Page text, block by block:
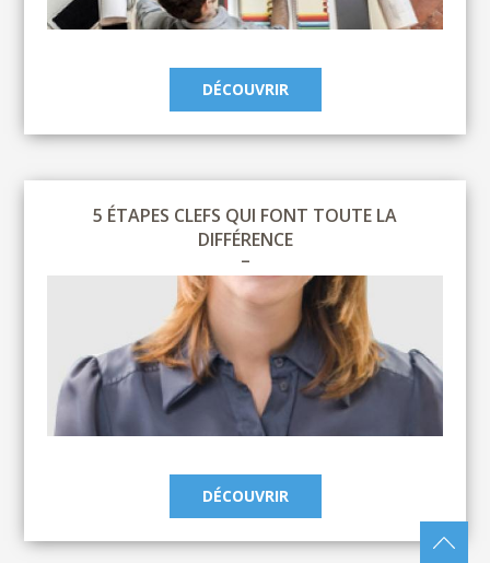
DÉCOUVRIR
5 ÉTAPES CLEFS QUI FONT TOUTE LA
DIFFÉRENCE
DÉCOUVRIR